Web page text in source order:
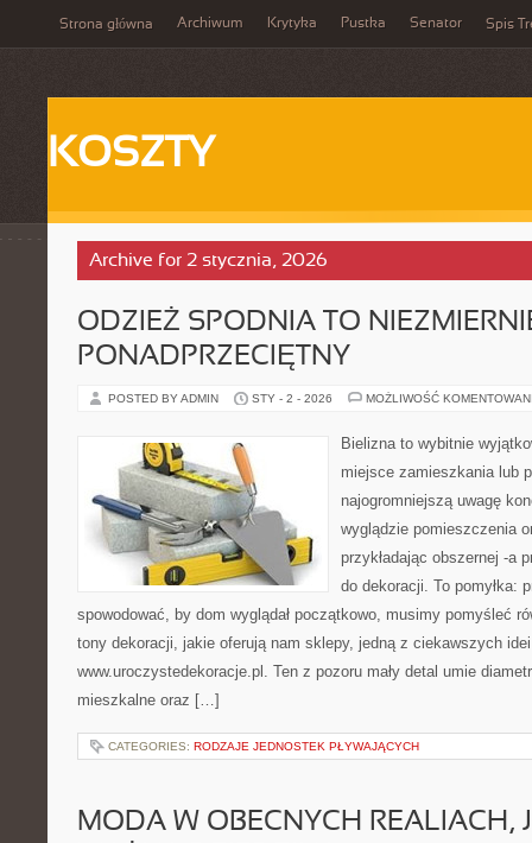
Strona główna Archiwum Krytyka Pustka Senator Spis
KOSZTY
Archive for 2 stycznia, 2026
ODZIEŻ SPODNIA TO
PONADPRZECIĘTNY
POSTED BY ADMIN STY - 2 - 2026 MOŻLIWOŚĆ
Bielizna to wybitnie
miejsce zamieszkania lub
najogromniejszą uwagę
wyglądzie pomieszczenia
przykładając obszernej -a
do dekoracji. To pomyłka:
spowodować, by dom wyglądał początkowo, musimy pomyśleć
tony dekoracji, jakie oferują nam sklepy, jedną z ciekawszych
www.uroczystedekoracje.pl. Ten z pozoru mały detal umie
mieszkalne oraz […]
CATEGORIES: RODZAJE JEDNOSTEK PŁYWAJĄCYCH
MODA W OBECNYCH REALIACH,